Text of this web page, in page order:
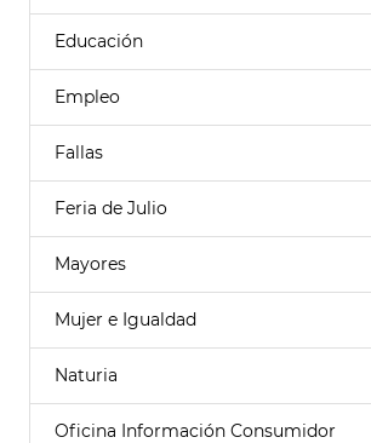
Educación
Empleo
Fallas
Feria de Julio
Mayores
Mujer e Igualdad
Naturia
Oficina Información Consumidor